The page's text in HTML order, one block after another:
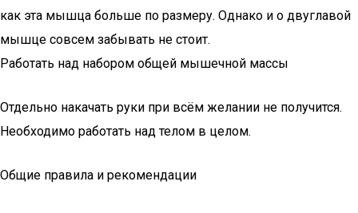
как эта мышца больше по размеру. Однако и о двуглавой
мышце совсем забывать не стоит.
Работать над набором общей мышечной массы
Отдельно накачать руки при всём желании не получится.
Необходимо работать над телом в целом.
Общие правила и рекомендации